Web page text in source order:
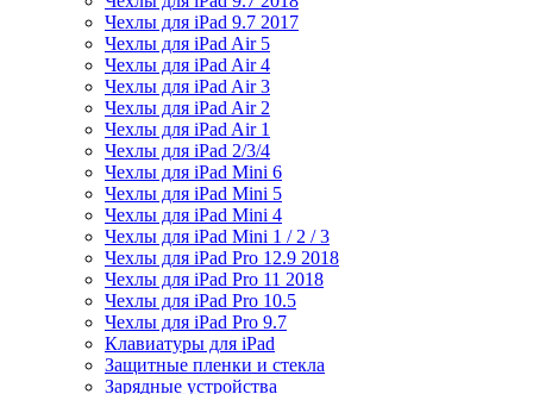
Чехлы для iPad 9.7 2017
Чехлы для iPad Air 5
Чехлы для iPad Air 4
Чехлы для iPad Air 3
Чехлы для iPad Air 2
Чехлы для iPad Air 1
Чехлы для iPad 2/3/4
Чехлы для iPad Mini 6
Чехлы для iPad Mini 5
Чехлы для iPad Mini 4
Чехлы для iPad Mini 1 / 2 / 3
Чехлы для iPad Pro 12.9 2018
Чехлы для iPad Pro 11 2018
Чехлы для iPad Pro 10.5
Чехлы для iPad Pro 9.7
Клавиатуры для iPad
Защитные пленки и стекла
Зарядные устройства